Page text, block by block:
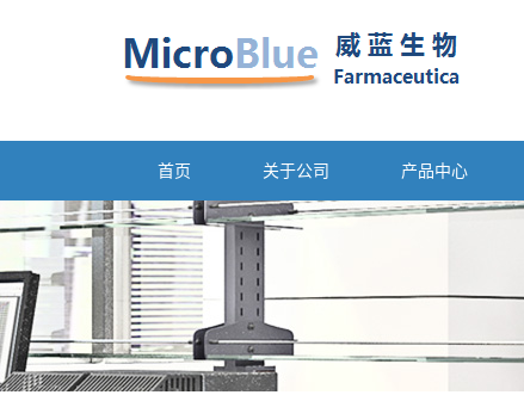
首页 关于公司 产品中心